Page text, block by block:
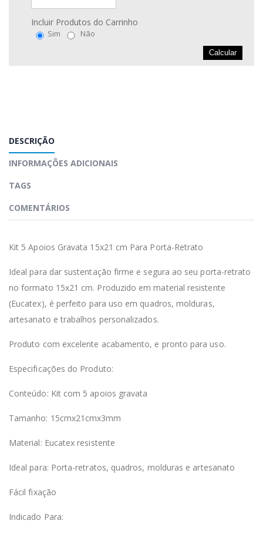
Incluir Produtos do Carrinho
Sim Não
Calcular
DESCRIÇÃO
INFORMAÇÕES ADICIONAIS
TAGS
COMENTÁRIOS
Kit 5 Apoios Gravata 15x21 cm Para Porta-Retrato
Ideal para dar sustentação firme e segura ao seu porta-retrato
no formato 15x21 cm. Produzido em material resistente
(Eucatex), é perfeito para uso em quadros, molduras,
artesanato e trabalhos personalizados.
Produto com excelente acabamento, e pronto para uso.
Especificações do Produto:
Conteúdo: Kit com 5 apoios gravata
Tamanho: 15cmx21cmx3mm
Material: Eucatex resistente
Ideal para: Porta-retratos, quadros, molduras e artesanato
Fácil fixação
Indicado Para: